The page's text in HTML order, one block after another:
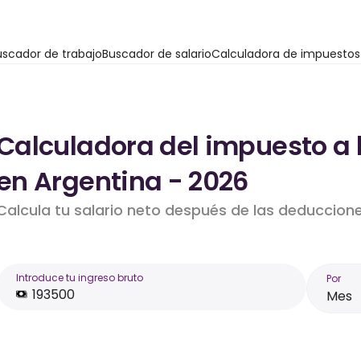
de trabajoBuscador de salarioCalculadora de impuestos
del impuesto a
Argentina - 2026
tu salario neto después de las
Introduce tu ingreso bruto Por
Mes